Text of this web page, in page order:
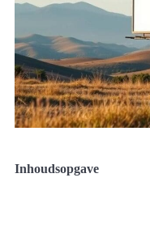
Inhoudsopgave